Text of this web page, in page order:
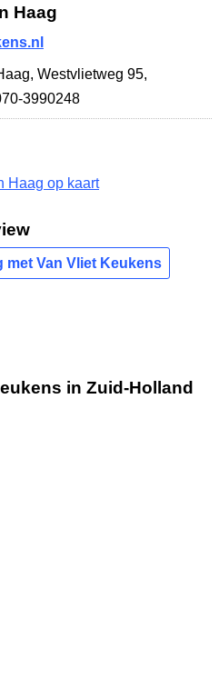
Haag
Westvlietweg 95,
3990248
Haag op kaart
met Van Vliet Keukens
in Zuid-Holland